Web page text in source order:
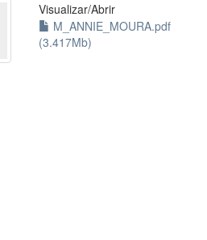
Visualizar/Abrir
M_ANNIE_MOURA.pdf
(3.417Mb)